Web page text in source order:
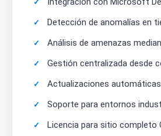
Detección de anomalías en
Análisis de amenazas
Gestión centralizada desde
Actualizaciones
Soporte para entornos
Licencia para sitio completo